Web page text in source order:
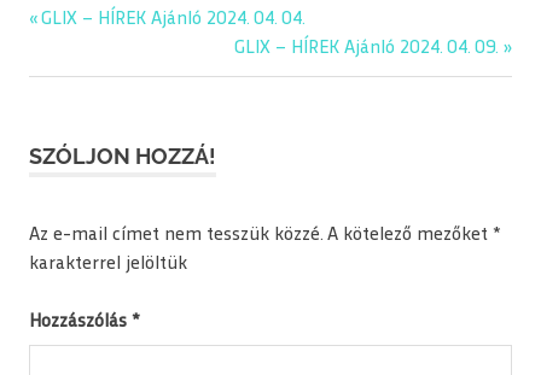
editorial
napiajanlo
Bejegyzés
navigáció
Previous
GLIX – HÍREK Ajánló 2024. 04. 04.
Next
Post:
GLIX – HÍREK Ajánló 2024. 04. 09.
SZÓLJON HOZZÁ!
Az e-mail címet nem tesszük közzé. A kötelező mezőket *
karakterrel jelöltük
Hozzászólás *